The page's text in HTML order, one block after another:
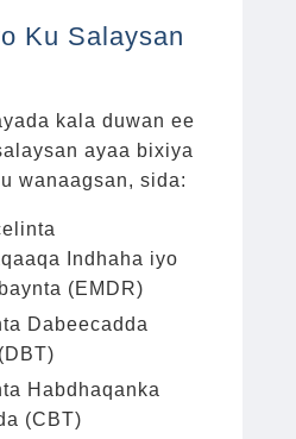
Ku Salaysan
kala duwan ee
ayaa bixiya
wanaagsan, sida:
Indhaha iyo
(EMDR)
Dabeecadda
Habdhaqanka
(CBT)